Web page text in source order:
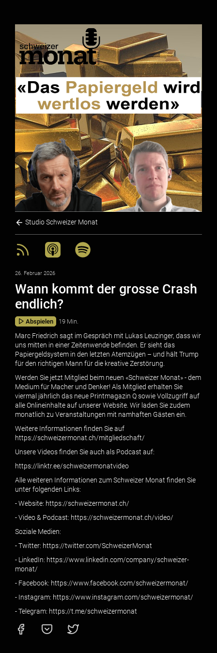
Studio Schweizer Monat
26. Februar 2026
Wann kommt der grosse Crash
endlich?
Abspielen 19 Min.
Marc Friedrich sagt im Gespräch mit Lukas Leuzinger, dass wir
uns mitten in einer Zeitenwende befinden. Er sieht das
Papiergeldsystem in den letzten Atemzügen – und hält Trump
für den richtigen Mann für die kreative Zerstörung.
Werden Sie jetzt Mitglied beim neuen «Schweizer Monat» - dem
Medium für Macher und Denker! Als Mitglied erhalten Sie
viermal jährlich das neue Printmagazin Q sowie Vollzugriff auf
alle Onlineinhalte auf unserer Website. Wir laden Sie zudem
monatlich zu Veranstaltungen mit namhaften Gästen ein.
Weitere Informationen finden Sie auf
https://schweizermonat.ch/mitgliedschaft/
Unsere Videos finden Sie auch als Podcast auf:
https://linktr.ee/schweizermonatvideo
Alle weiteren Informationen zum Schweizer Monat finden Sie
unter folgenden Links:
- Website: https://schweizermonat.ch/
- Video & Podcast: https://schweizermonat.ch/video/
Soziale Medien:
- Twitter: https://twitter.com/SchweizerMonat
- LinkedIn: https://www.linkedin.com/company/schweizer-
monat/
- Facebook: https://www.facebook.com/schweizermonat/
- Instagram: https://www.instagram.com/schweizermonat/
- Telegram: https://t.me/schweizermonat